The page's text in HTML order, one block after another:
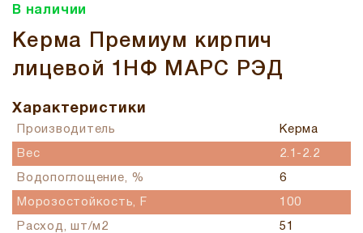
В наличии
Керма Премиум кирпич
лицевой 1НФ МАРС РЭД
Характеристики
Производитель Керма
Вес 2.1-2.2
Водопоглощение, % 6
Морозостойкость, F 100
Расход, шт/м2 51